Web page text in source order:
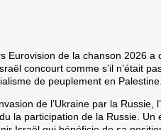
Eurovision de la chanson 2026 a
concourt comme s’il n’était
de peuplement en Palestine
de l’Ukraine par la Russie,
la participation de la Russie.